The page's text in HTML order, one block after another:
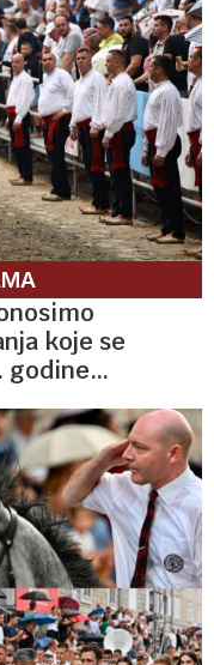
koje se
godine…